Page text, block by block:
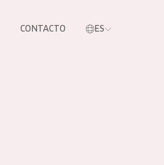
CONTACTO ES